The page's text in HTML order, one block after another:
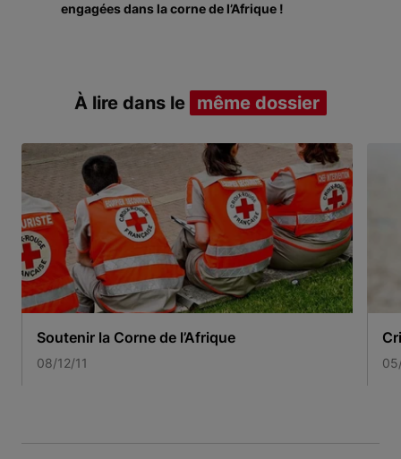
engagées dans la corne de l’Afrique !
À lire dans le même dossier
Soutenir la Corne de l’Afrique
08/12/11